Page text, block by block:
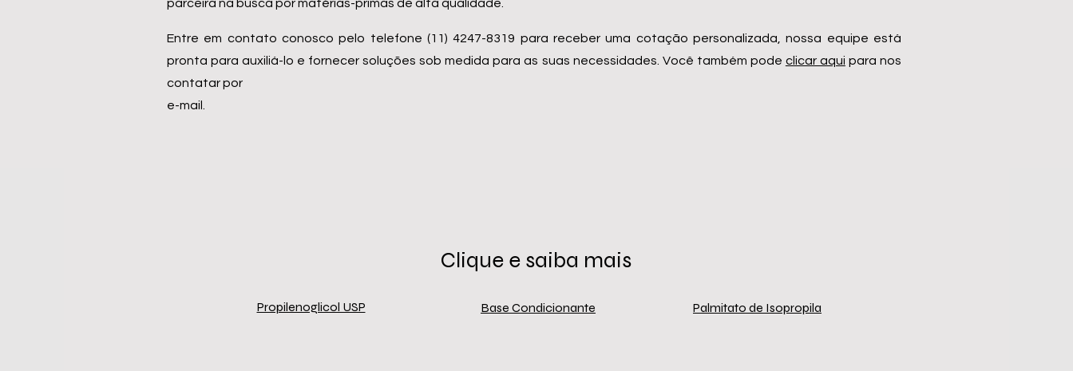
parceira na busca por matérias-primas de alta qualidade.
Entre em contato conosco pelo telefone (11) 4247-8319 para receber uma cotação personalizada, nossa equipe está
pronta para auxiliá-lo e fornecer soluções sob medida para as suas necessidades. Você também pode clicar aqui para nos
contatar por
e-mail.
Clique e saiba mais
Propilenoglicol USP Base Condicionante Palmitato de Isopropila